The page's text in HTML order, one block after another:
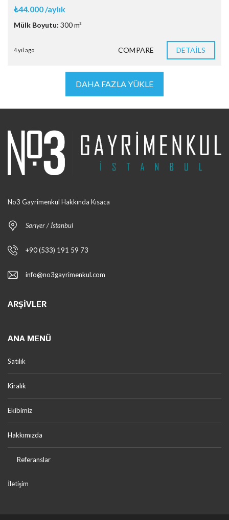
₺44.000 /aylık
Mülk Boyutu: 300 m²
4 yıl ago COMPARE DETAILS
DAHA FAZLA YÜKLE
No3 Gayrimenkul Hakkında Kısaca
Sarıyer / İstanbul
+90 (533) 191 59 73
info@no3gayrimenkul.com
ARŞIVLER
ANA MENÜ
Satılık
Kiralık
Ekibimiz
Hakkımızda
Referanslar
İletişim